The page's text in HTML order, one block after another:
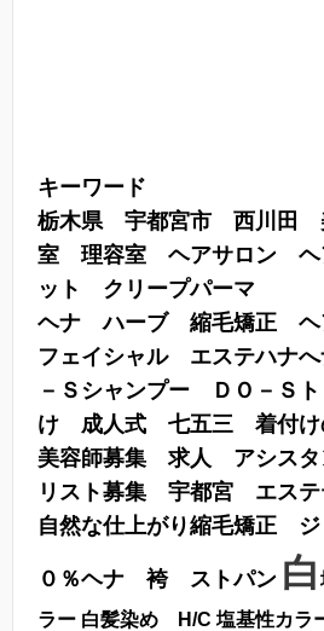
キーワード
栃木県 宇都宮市 西川田
室 理容室 ヘアサロン ヘ
ット
クリープパーマ
ヘナ ハーブ 縮毛矯正
フェイシャル エステハナ
－Ｓシャンプー ＤＯ－Ｓ
け 成人式 七五三 着付け
美容師募集 求人 アシス
リスト募集 宇都宮 エス
自然な仕上がり縮毛矯正
０％ヘナ 袴 ストパン 白
ラー 白髪染め H/C 塩基性カラ